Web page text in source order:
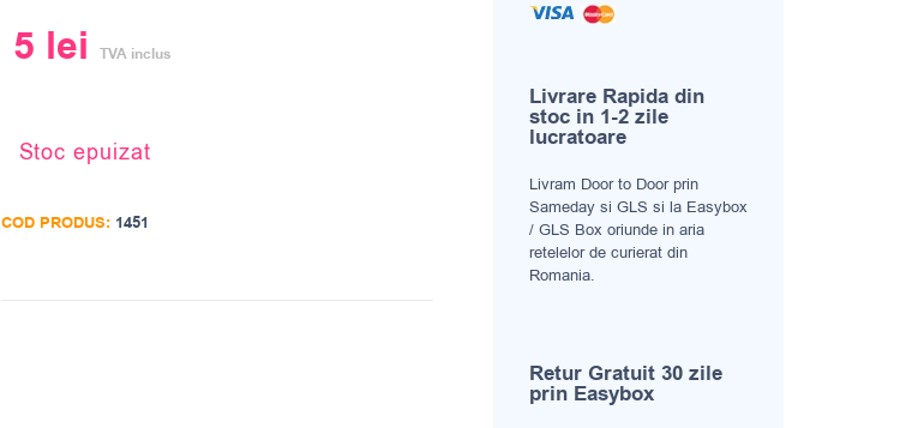
5 lei TVA inclus
Stoc epuizat
COD PRODUS: 1451
Livrare Rapida din
stoc in 1-2 zile
lucratoare
Livram Door to Door prin
Sameday si GLS si la Easybox
/ GLS Box oriunde in aria
retelelor de curierat din
Romania.
Retur Gratuit 30 zile
prin Easybox